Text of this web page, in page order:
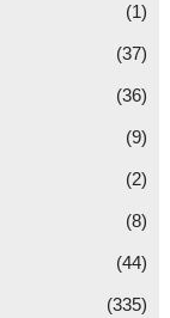
(1)
(37)
(36)
(9)
(2)
(8)
(44)
(335)